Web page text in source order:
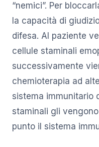
“nemici”. Per
la capacità di
difesa. Al paziente
cellule staminali
successivamente
chemioterapia ad
sistema immunitario
staminali gli
punto il sistema